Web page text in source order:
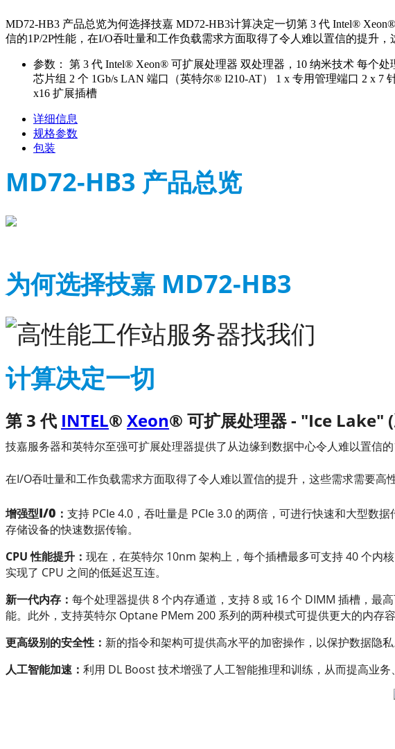
MD72-HB3 产品总览为何选择技嘉 MD72-HB3计算决定一切第 3 代 Intel®
信的1P/2P性能，在I/O吞吐量和工作负载需求方面取得了令人难以置信的提升
参数：
第 3 代 Intel® Xeon® 可扩展处理器 双处理器，10 纳米技术 每个
芯片组 2 个 1Gb/s LAN 端口（英特尔® I210-AT） 1 x 专用管理端口 2 x 7
x16 扩展插槽
详细信息
规格参数
包装
MD72-HB3 产品总览
为何选择技嘉 MD72-HB3
计算决定一切
第 3 代 INTEL® Xeon® 可扩展处理器 - "Ice Lake"
技嘉服务器和英特尔至强可扩展处理器提供了从边缘到数据中心令人难以置信的
在I/O吞吐量和工作负载需求方面取得了令人难以置信的提升，这些需求需要高
增强型I/0 ： 支持 PCIe 4.0，吞吐量是 PCIe 3.0 的两倍，可进行快速和大型数
存储设备的快速数据传输。
CPU 性能提升： 现在，在英特尔 10nm 架构上，每个插槽最多可支持 40 个内
实现了 CPU 之间的低延迟互连。
新一代内存： 每个处理器提供 8 个内存通道，支持 8 或 16 个 DIMM 插槽，最
能。此外，支持英特尔 Optane PMem 200 系列的两种模式可提供更大的内存
更高级别的安全性： 新的指令和架构可提供高水平的加密操作，以保护数据隐
人工智能加速： 利用 DL Boost 技术增强了人工智能推理和训练，从而提高业